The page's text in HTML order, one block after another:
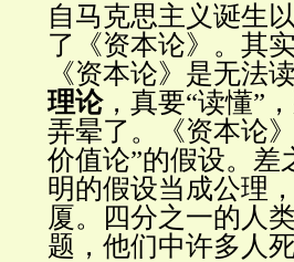
自马克思主义诞生
了
《资本论》 。其
《资本论》 是无法
理论，真要“读懂”
弄晕了。
《资本论》
价值论”的假设。差
明的假设当成公理
厦。四分之一的人
题，他们中许多人